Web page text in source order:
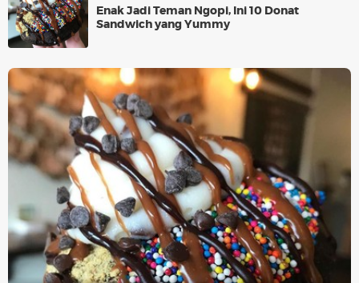
Enak Jadi Teman Ngopi, Ini 10 Donat
Sandwich yang Yummy